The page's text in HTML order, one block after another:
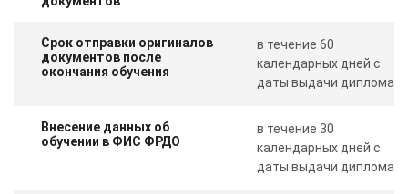
Срок отправки оригиналов
документов после
окончания обучения
в течение 60
календарных дней с
даты выдачи диплома
Внесение данных об
обучении в ФИС ФРДО
в течение 30
календарных дней с
даты выдачи диплома